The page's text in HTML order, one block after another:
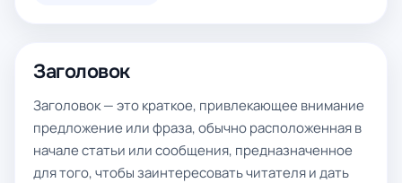
Заголовок
Заголовок — это краткое, привлекающее внимание
предложение или фраза, обычно расположенная в
начале статьи или сообщения, предназначенное
для того, чтобы заинтересовать читателя и дать